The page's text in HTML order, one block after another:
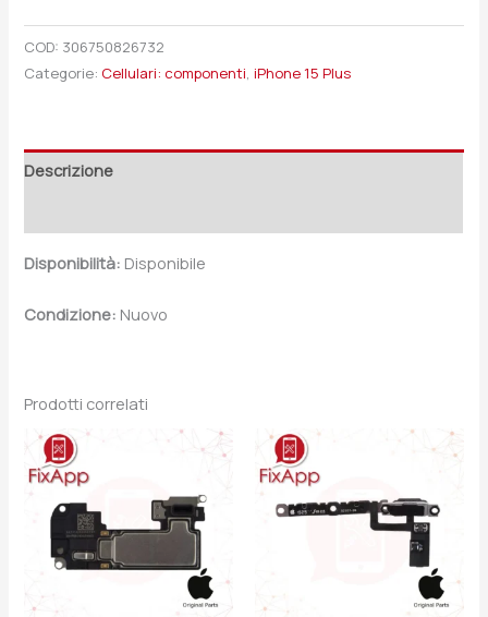
COD: 306750826732
Categorie: Cellulari: componenti,iPhone 15 Plus
Descrizione
Disponibilità: Disponibile
Condizione: Nuovo
Prodotti correlati